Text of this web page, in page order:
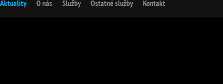
Aktuality O nás Služby Ostatné služby Kontakt